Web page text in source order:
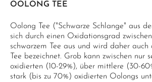
OOLONG TEE
Oolong Tee ("Schwarze Schlange" aus
sich durch einen Oxidationsgrad
schwarzem Tee aus und wird daher auch
Tee bezeichnet. Grob kann zwischen nur
oxidierten (10-29%), über mittlere (30-
stark (bis zu 70%) oxidierten Oolongs